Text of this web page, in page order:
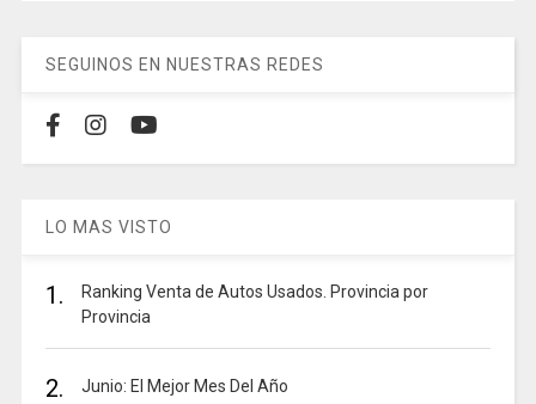
SEGUINOS EN NUESTRAS REDES
LO MAS VISTO
1.
Ranking Venta de Autos Usados. Provincia por
Provincia
2. Junio: El Mejor Mes Del Año